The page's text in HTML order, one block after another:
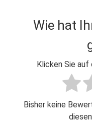
Wie hat
Klicken Sie
Bisher keine